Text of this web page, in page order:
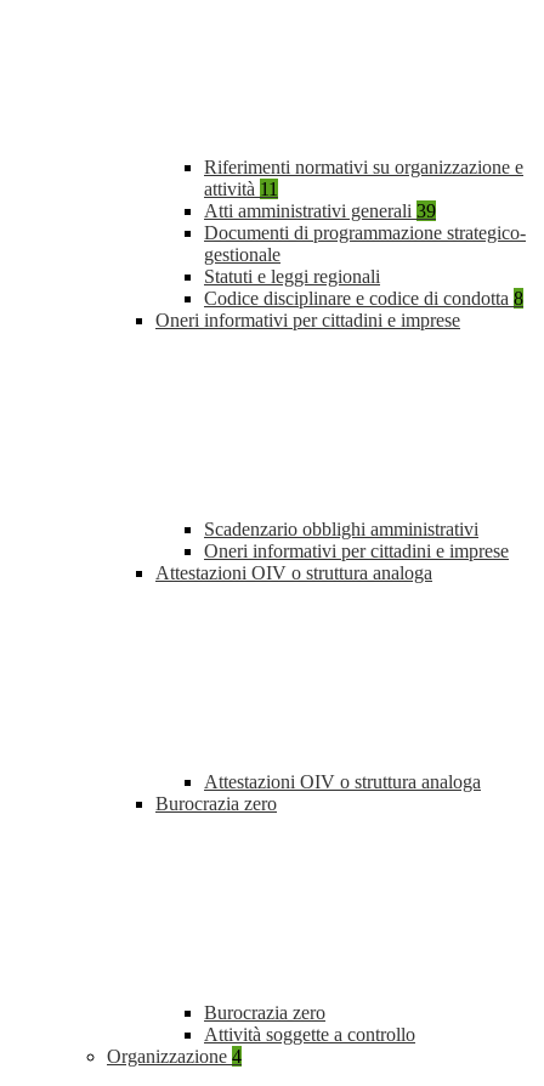
Riferimenti normativi su organizzazione e
attività 11
Atti amministrativi generali 39
Documenti di programmazione strategico-
gestionale
Statuti e leggi regionali
Codice disciplinare e codice di condotta 8
Oneri informativi per cittadini e imprese
Scadenzario obblighi amministrativi
Oneri informativi per cittadini e imprese
Attestazioni OIV o struttura analoga
Attestazioni OIV o struttura analoga
Burocrazia zero
Burocrazia zero
Attività soggette a controllo
Organizzazione 4